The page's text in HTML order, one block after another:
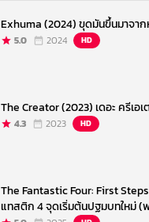
Exhuma (2024) ขุดมันขึ้นมาจา
5.0 2024 HD
The Creator (2023) เดอะ ครีเอ
4.3 2023 HD
The Fantastic Four: First
แทสติก 4 จุดเริ่มต้นปฐมบทใหม่ (